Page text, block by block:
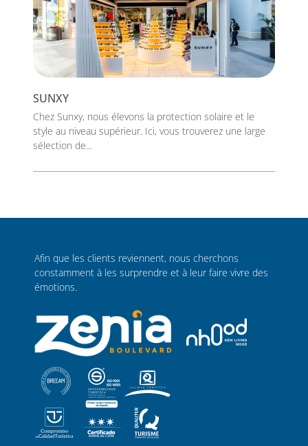
SUNXY
Chez Sunxy, nous élevons la protection solaire et le
style au niveau supérieur. Ici, vous trouverez une large
sélection de...
Afin que les clients reviennent, nous cherchons
constamment à les surprendre et à leur faire vivre des
émotions.